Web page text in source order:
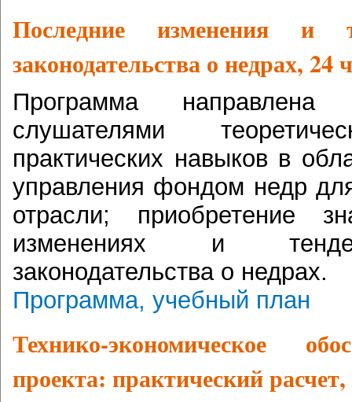
Последние изменения и
законодательства о недрах, 24
Программа направлена
слушателями
практических навыков в
управления фондом недр
отрасли; приобретение
изменениях и
законодательства о недрах.
Программа, учебный план
Технико-экономическое
проекта: практический расчет,